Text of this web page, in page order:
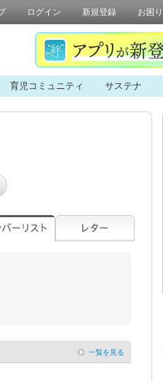
ログイン 新規登録 お困
育児コミュニティ サステナ
一覧を見る